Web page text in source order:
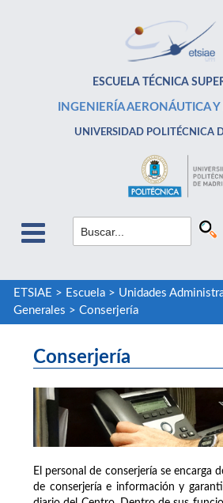
ESCUELA TÉCNICA
INGENIERÍA AERONÁUTICA
UNIVERSIDAD POLITÉCNICA
ETSIAE > Escuela> Unidades
Generales > Conserjería
Conserjería
El personal de conserjería se encarga
de conserjería e información y